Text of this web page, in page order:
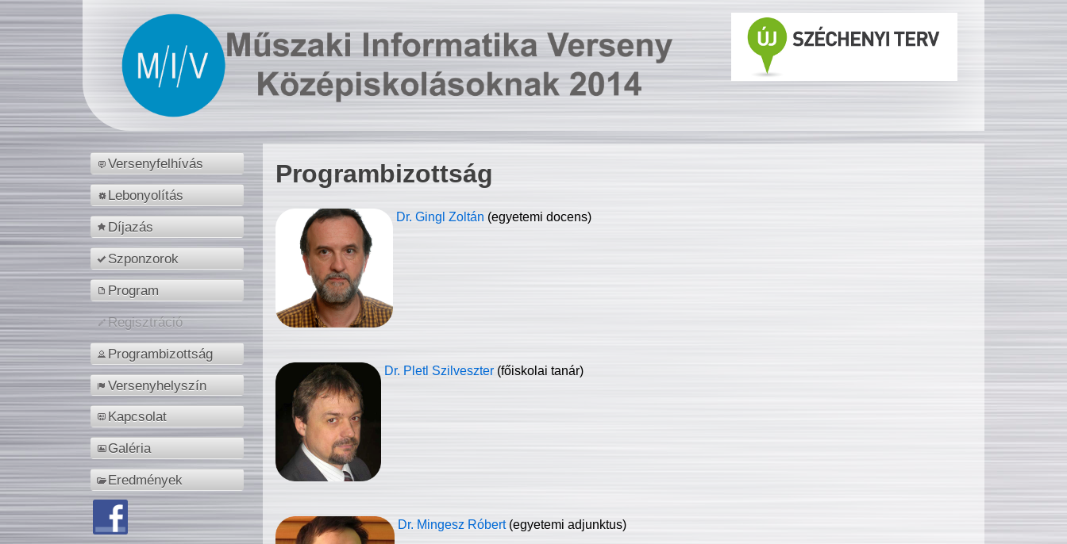
Versenyfelhívás
Lebonyolítás
Díjazás
Szponzorok
Program
Regisztráció
Programbizottság
Versenyhelyszín
Kapcsolat
Galéria
Eredmények
Programbizottság
Dr. Gingl Zoltán (egyetemi docens)
Dr. Pletl Szilveszter (főiskolai tanár)
Dr. Mingesz Róbert (egyetemi adjunktus)